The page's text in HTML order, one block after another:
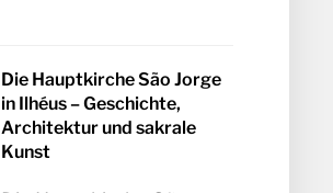
Die Hauptkirche São Jorge
in Ilhéus – Geschichte,
Architektur und sakrale
Kunst